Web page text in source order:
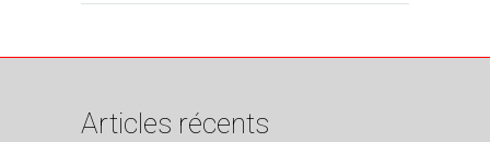
Articles récents